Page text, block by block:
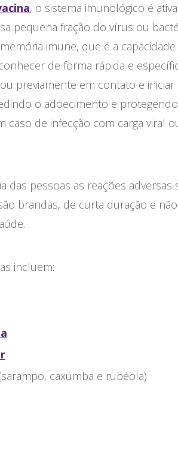
, o sistema imunológico é
pequena fração do vírus ou
imune, que é a
de forma rápida e
previamente em contato e iniciar
o adoecimento e
caso de infecção com carga viral
das pessoas as reações adversas
brandas, de curta duração e
incluem:
caxumba e rubéola)